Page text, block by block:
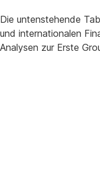
Die untenstehende
und internationalen
Analysen zur Erste